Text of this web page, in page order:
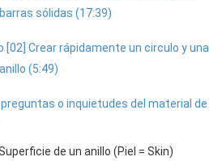
sólidas (17:39)
[02] Crear rápidamente un circulo y una
(5:49)
o inquietudes del material de
de un anillo (Piel = Skin)